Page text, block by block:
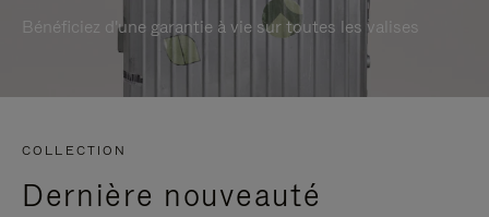
Bénéficiez d'une garantie à vie sur toutes les valises
COLLECTION
Dernière nouveauté